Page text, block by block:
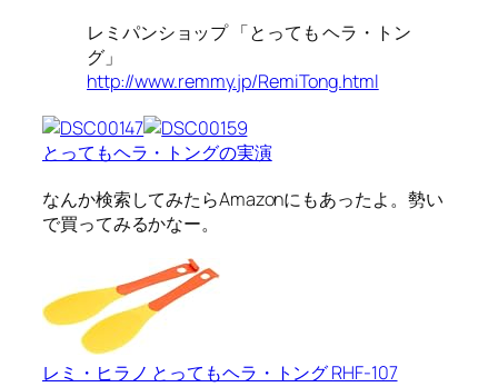
レミパンショップ 「とっても ヘラ・トン
グ」
http://www.remmy.jp/RemiTong.html
とってもヘラ・トングの実演
なんか検索してみたらAmazonにもあったよ。勢い
で買ってみるかなー。
レミ・ヒラノ とってもヘラ・トング RHF-107